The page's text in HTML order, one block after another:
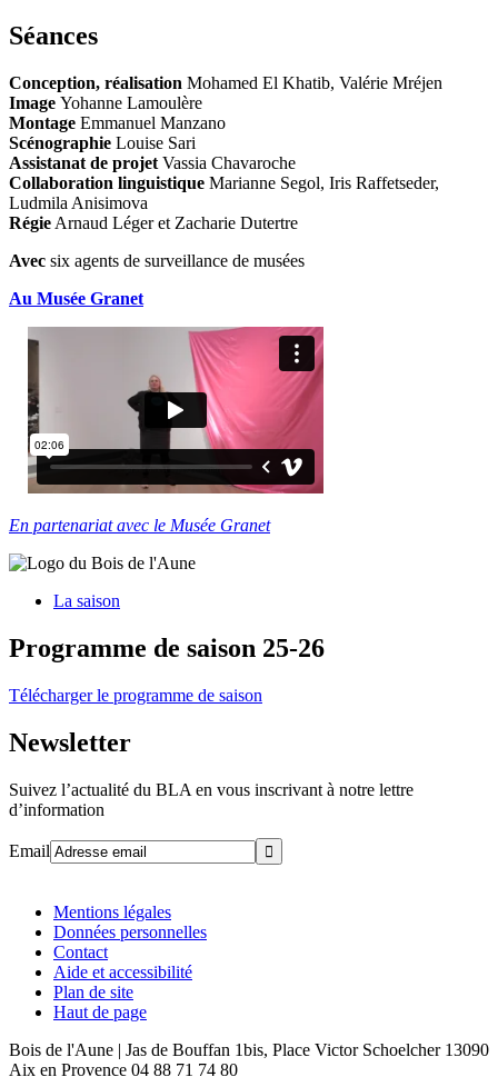
Séances
Conception, réalisation Mohamed El Khatib, Valérie Mréjen
Image Yohanne Lamoulère
Montage Emmanuel Manzano
Scénographie Louise Sari
Assistanat de projet Vassia Chavaroche
Collaboration linguistique Marianne Segol, Iris Raffetseder,
Ludmila Anisimova
Régie Arnaud Léger et Zacharie Dutertre
Avec six agents de surveillance de musées
Au Musée Granet
En partenariat avec le Musée Granet
La saison
Programme de saison 25-26
Télécharger le programme de saison
Newsletter
Suivez l’actualité du BLA en vous inscrivant à notre lettre
d’information
Email
Mentions légales
Données personnelles
Contact
Aide et accessibilité
Plan de site
Haut de page
Bois de l'Aune | Jas de Bouffan 1bis, Place Victor Schoelcher 13090
Aix en Provence 04 88 71 74 80